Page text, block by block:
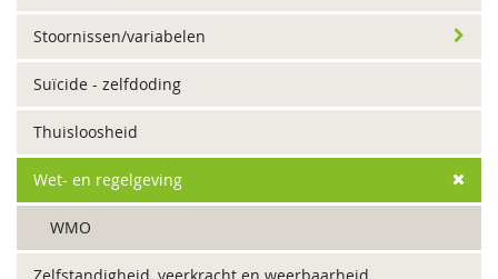
Stoornissen/variabelen
Suïcide - zelfdoding
Thuisloosheid
Wet- en regelgeving
WMO